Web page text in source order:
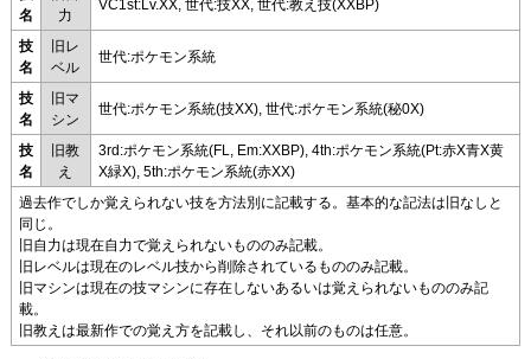
名
力
VC1st:Lv.XX, 世代:技XX, 世代:教え技(XXBP)
技
名
旧レ
ベル
世代:ポケモン系統
技
名
旧マ
シン
世代:ポケモン系統(技XX), 世代:ポケモン系統(秘0X)
技
名
旧教
え
3rd:ポケモン系統(FL, Em:XXBP), 4th:ポケモン系統(Pt:赤X青X黄
X緑X), 5th:ポケモン系統(赤XX)
過去作でしか覚えられない技を方法別に記載する。基本的な記法は旧なしと
同じ。
旧自力は現在自力で覚えられないもののみ記載。
旧レベルは現在のレベル技から削除されているもののみ記載。
旧マシンは現在の技マシンに存在しないあるいは覚えられないもののみ記
載。
旧教えは最新作での覚え方を記載し、それ以前のものは任意。